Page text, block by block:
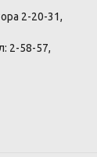
2-20-31,
2-58-57,